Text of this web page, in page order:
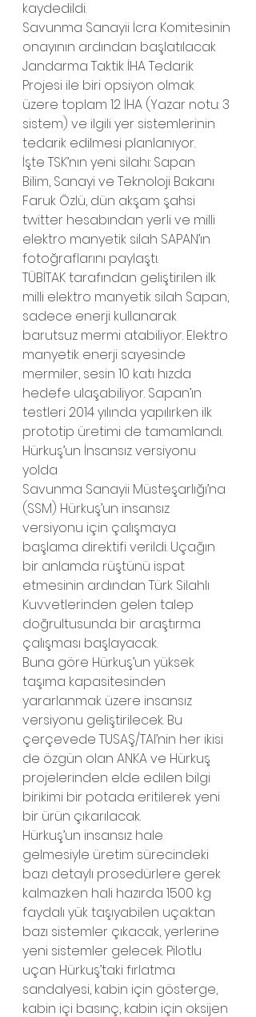
kaydedildi.
Savunma Sanayii İcra Komitesinin
onayının ardından başlatılacak
Jandarma Taktik İHA Tedarik
Projesi ile biri opsiyon olmak
üzere toplam 12 İHA (Yazar notu: 3
sistem) ve ilgili yer sistemlerinin
tedarik edilmesi planlanıyor.
İşte TSK’nın yeni silahı: Sapan
Bilim, Sanayi ve Teknoloji Bakanı
Faruk Özlü, dün akşam şahsi
twitter hesabından yerli ve milli
elektro manyetik silah SAPAN’ın
fotoğraflarını paylaştı.
TÜBİTAK tarafından geliştirilen ilk
milli elektro manyetik silah Sapan,
sadece enerji kullanarak
barutsuz mermi atabiliyor. Elektro
manyetik enerji sayesinde
mermiler, sesin 10 katı hızda
hedefe ulaşabiliyor. Sapan’ın
testleri 2014 yılında yapılırken ilk
prototip üretimi de tamamlandı.
Hürkuş’un İnsansız versiyonu
yolda
Savunma Sanayii Müsteşarlığı’na
(SSM) Hürkuş’un insansız
versiyonu için çalışmaya
başlama direktifi verildi. Uçağın
bir anlamda rüştünü ispat
etmesinin ardından Türk Silahlı
Kuvvetlerinden gelen talep
doğrultusunda bir araştırma
çalışması başlayacak.
Buna göre Hürkuş’un yüksek
taşıma kapasitesinden
yararlanmak üzere insansız
versiyonu geliştirilecek. Bu
çerçevede TUSAŞ/TAI’nin her ikisi
de özgün olan ANKA ve Hürkuş
projelerinden elde edilen bilgi
birikimi bir potada eritilerek yeni
bir ürün çıkarılacak.
Hürkuş’un insansız hale
gelmesiyle üretim sürecindeki
bazı detaylı prosedürlere gerek
kalmazken hali hazırda 1500 kg
faydalı yük taşıyabilen uçaktan
bazı sistemler çıkacak, yerlerine
yeni sistemler gelecek. Pilotlu
uçan Hürkuş’taki fırlatma
sandalyesi, kabin için gösterge,
kabin içi basınç, kabin için oksijen